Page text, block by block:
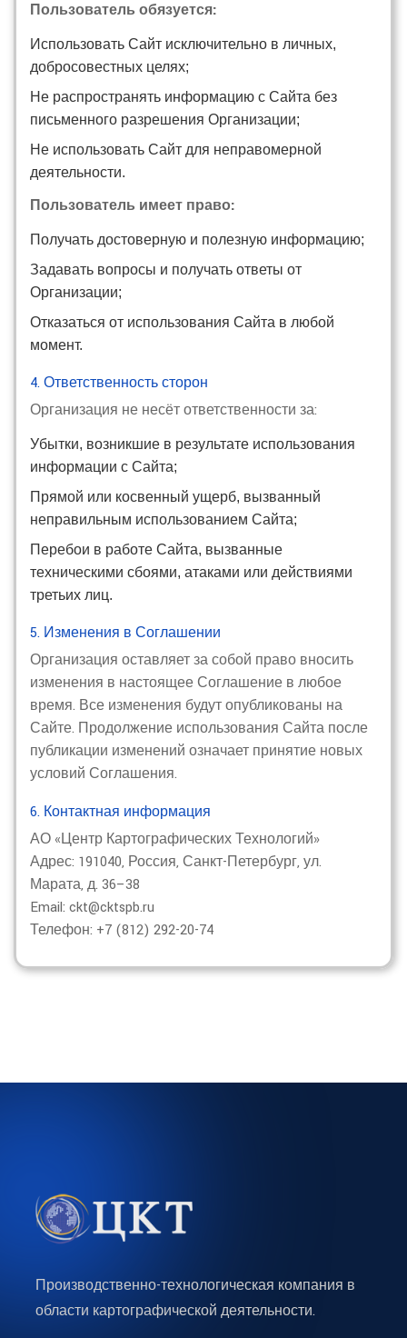
Пользователь обязуется:
Использовать Сайт исключительно в личных,
добросовестных целях;
Не распространять информацию с Сайта без
письменного разрешения Организации;
Не использовать Сайт для неправомерной
деятельности.
Пользователь имеет право:
Получать достоверную и полезную информацию;
Задавать вопросы и получать ответы от
Организации;
Отказаться от использования Сайта в любой
момент.
4. Ответственность сторон
Организация не несёт ответственности за:
Убытки, возникшие в результате использования
информации с Сайта;
Прямой или косвенный ущерб, вызванный
неправильным использованием Сайта;
Перебои в работе Сайта, вызванные
техническими сбоями, атаками или действиями
третьих лиц.
5. Изменения в Соглашении
Организация оставляет за собой право вносить
изменения в настоящее Соглашение в любое
время. Все изменения будут опубликованы на
Сайте. Продолжение использования Сайта после
публикации изменений означает принятие новых
условий Соглашения.
6. Контактная информация
АО «Центр Картографических Технологий»
Адрес: 191040, Россия, Санкт-Петербург, ул.
Марата, д. 36–38
Email: ckt@cktspb.ru
Телефон: +7 (812) 292-20-74
Производственно-технологическая компания в
области картографической деятельности.